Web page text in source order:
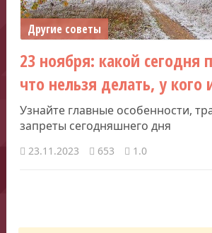
Другие советы
23 ноября: какой сегодня
что нельзя делать, у
Узнайте главные особенности,
запреты сегодняшнего дня
23.11.2023 653 1.0